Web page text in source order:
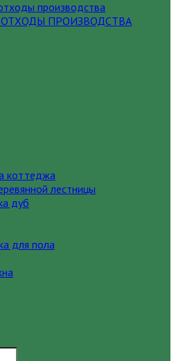
ПРОИЗВОДСТВА
коттеджа
лестницы
дуб
для пола